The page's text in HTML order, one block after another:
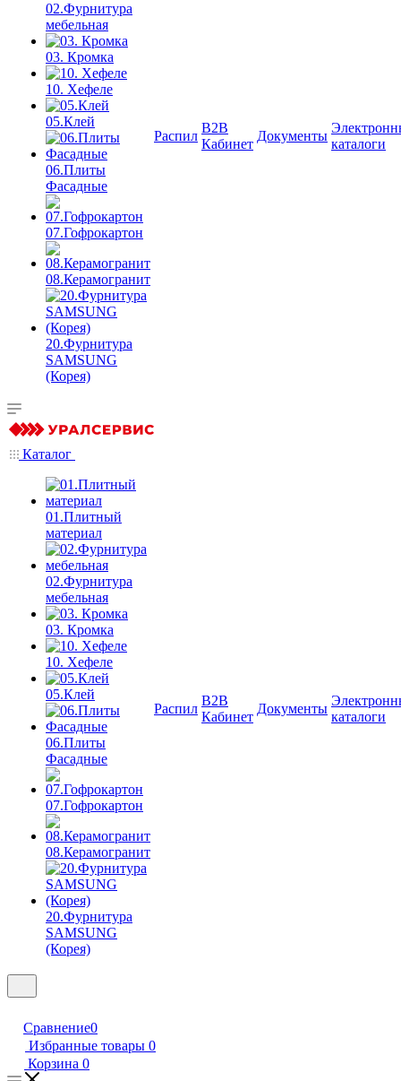
02.Фурнитура
мебельная
03. Кромка
10. Хефеле
05.Клей
06.Плиты
Фасадные
07.Гофрокартон
08.Керамогранит
20.Фурнитура
SAMSUNG
(Корея)
Распил
B2B
Кабинет
Документы
каталоги
Каталог
01.Плитный
материал
02.Фурнитура
мебельная
03. Кромка
10. Хефеле
05.Клей
06.Плиты
Фасадные
07.Гофрокартон
08.Керамогранит
20.Фурнитура
SAMSUNG
(Корея)
Распил
B2B
Кабинет
Документы
каталоги
Сравнение0
Избранные товары 0
Корзина 0